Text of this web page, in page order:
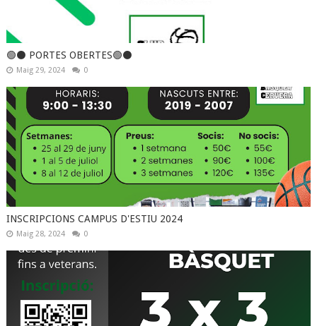
🟢⚫️ PORTES OBERTES🟢⚫️
Maig 29, 2024 0
INSCRIPCIONS CAMPUS D'ESTIU 2024
Maig 28, 2024 0